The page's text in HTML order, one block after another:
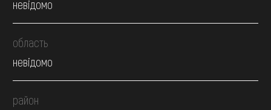
невідомо
область
невідомо
район